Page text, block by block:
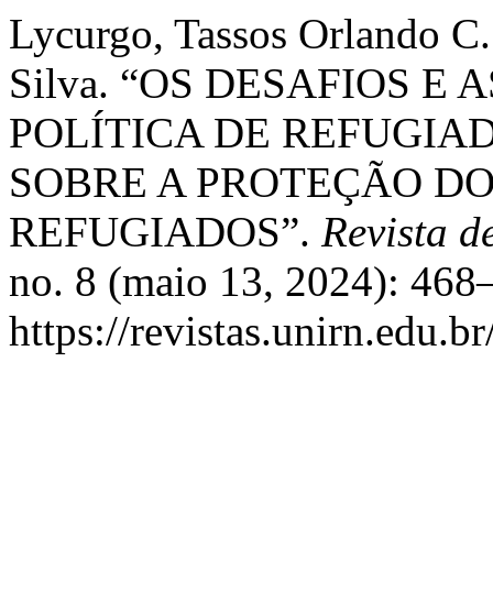
Lycurgo, Tassos Orlando
Silva. “OS DESAFIOS E
POLÍTICA DE
SOBRE A PROTEÇÃO
REFUGIADOS”. Revista
no. 8 (maio 13, 2024):
https://